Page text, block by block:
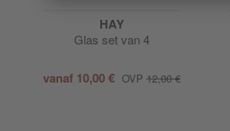
HAY
Glas set van 4
vanaf 10,00 € OVP12,00 €